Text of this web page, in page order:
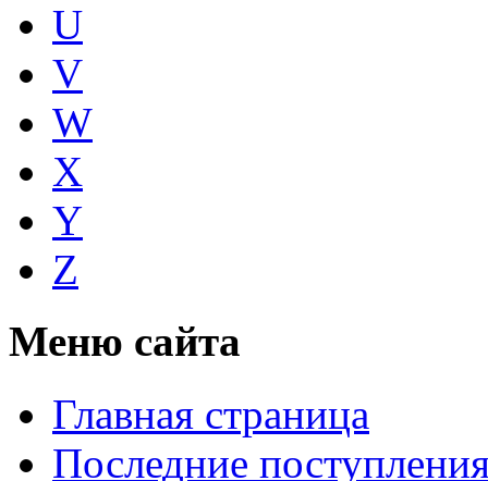
U
V
W
X
Y
Z
Меню сайта
Главная страница
Последние